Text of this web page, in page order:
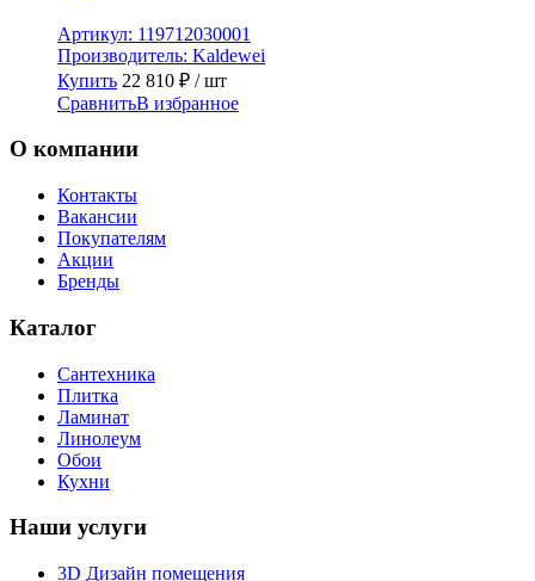
Артикул: 119712030001
Производитель: Kaldewei
Купить 22 810 ₽ / шт
СравнитьВ избранное
О компании
Контакты
Вакансии
Покупателям
Акции
Бренды
Каталог
Сантехника
Плитка
Ламинат
Линолеум
Обои
Кухни
Наши услуги
3D Дизайн помещения